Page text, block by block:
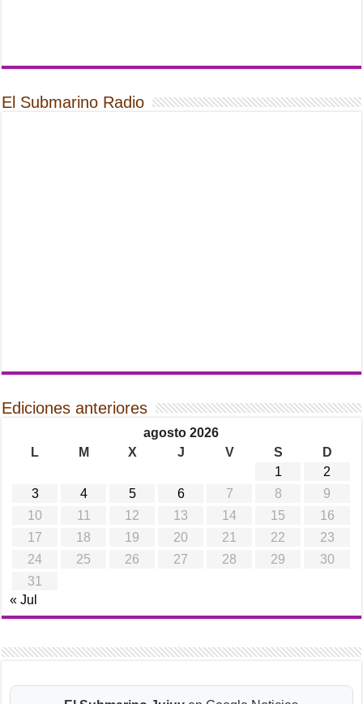
El Submarino Radio
Ediciones anteriores
agosto 2026
L
M X J V S
D
1
2
3
4 5 6 7 8
9
10
11 12 13 14 15
16
17
18 19 20 21 22
23
24
25 26 27 28 29
30
31
« Jul